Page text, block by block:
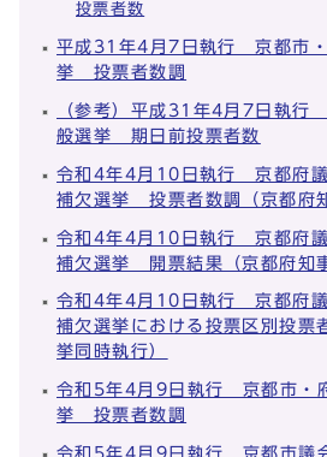
投票者数
平成31年4月7日執行 京都市・
挙 投票者数調
（参考）平成31年4月7日執行
般選挙 期日前投票者数
令和4年4月10日執行 京都府議
補欠選挙 投票者数調（京都府
令和4年4月10日執行 京都府議
補欠選挙 開票結果（京都府知
令和4年4月10日執行 京都府議
補欠選挙における投票区別投票
挙同時執行）
令和5年4月9日執行 京都市・
挙 投票者数調
令和5年4月9日執行 京都市議